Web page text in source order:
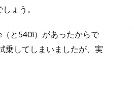
ょう。
と540i）があったからで
乗してしまいましたが、実